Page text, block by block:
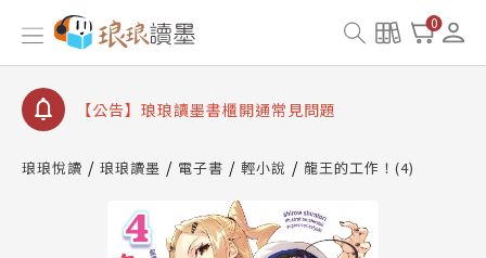
0
查詢
【公告】琅琅讀墨數位閱讀資產合併與書櫃開通申請
【公告】琅琅讀墨書櫃開通常見問題
請圖文教學
【公告】琅琅書店服務升級重要說明及資產合併結果
【公告】琅琅讀墨數位閱讀資產合併與書櫃開通申請
琅琅悅讀 琅琅讀墨 電子書 輕小說 龍王的工作！(4)